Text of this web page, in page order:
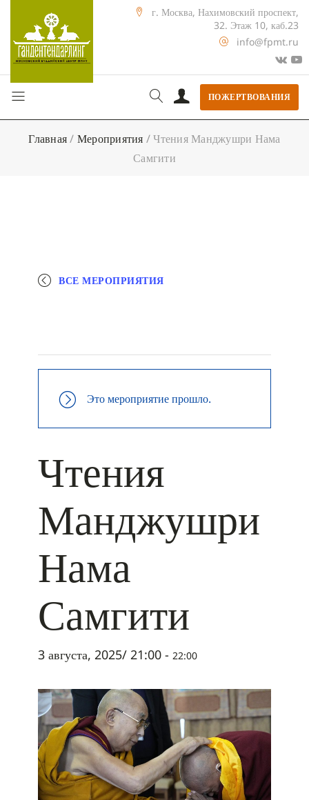
г. Москва, Нахимовский проспект,
32. Этаж 10, каб.23
info@fpmt.ru
ПОЖЕРТВОВАНИЯ
Главная/ Мероприятия /Чтения Манджушри Нама
Самгити
ВСЕ МЕРОПРИЯТИЯ
Это мероприятие прошло.
Чтения
Манджушри
Нама
Самгити
3 августа, 2025/ 21:00 - 22:00